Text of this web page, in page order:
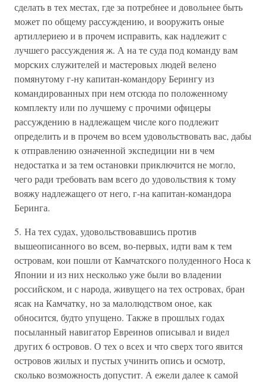
сделать в тех местах, где за потребнее и довольнее быть
может по общему рассуждению, и вооружить оные
артиллериею и в прочем исправить, как надлежит с
лучшего рассуждения ж. А на те суда под команду вам
морских служителей и мастеровых людей велено
помянутому г-ну капитан-командору Берингу из
командированных при нем отсюда по положенному
комплекту или по лучшему с прочими офицеры
рассуждению в надлежащем числе кого подлежит
определить и в прочем во всем удовольствовать вас, дабы
к отправлению означенной экспедиции ни в чем
недостатка и за тем остановки приключится не могло,
чего ради требовать вам всего до удовольствия к тому
вояжу надлежащего от него, г-на капитан-командора
Беринга.
5. На тех судах, удовольствовавшись против
вышеописанного во всем, во-первых, идти вам к тем
островам, кои пошли от Камчатского полуденного Носа к
Японии и из них несколько уже были во владении
российском, и с народа, живущего на тех островах, бран
ясак на Камчатку, но за малолюдством оное, как
обносится, будто упущено. Также в прошлых годах
посыланный навигатор Евреинов описывал и видел
других 6 островов. О тех о всех и что сверх того явится
островов жилых и пустых учинить опись и осмотр,
сколько возможность допустит. А ежели далее к самой